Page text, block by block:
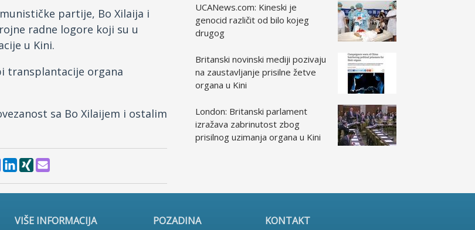
partije, Bo Xilaija i
radne logore koji su u
u Kini.
transplantacije organa
sa Bo Xilaijem i ostalim
UCANews.com: Kineski je
genocid različit od bilo kojeg
drugog
Britanski novinski mediji pozivaju
na zaustavljanje prisilne žetve
organa u Kini
London: Britanski parlament
izražava zabrinutost zbog
prisilnog uzimanja organa u Kini
VIŠE INFORMACIJA
POZADINA
KONTAKT